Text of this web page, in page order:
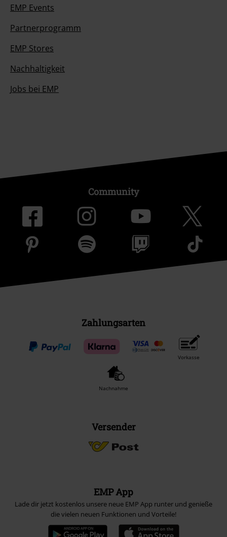
EMP Events
Partnerprogramm
EMP Stores
Nachhaltigkeit
Jobs bei EMP
Community
Zahlungsarten
Vorkasse
Nachnahme
Versender
EMP App
Lade dir jetzt kostenlos unsere neue EMP App runter und genieße
die vielen neuen Funktionen und Vorteile!